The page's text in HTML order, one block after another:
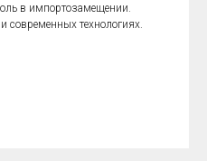
в импортозамещении.
современных технологиях.